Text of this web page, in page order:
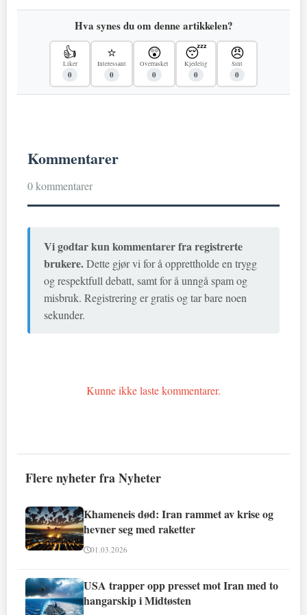
Hva synes du om denne artikkelen?
👍
Liker
0
⭐
Interessant
0
😲
Overrasket
0
😴
Kjedelig
0
😠
Sint
0
Kommentarer
0 kommentarer
Vi godtar kun kommentarer fra registrerte
brukere.Dette gjør vi for å opprettholde en trygg
og respektfull debatt, samt for å unngå spam og
misbruk. Registrering er gratis og tar bare noen
sekunder.
Kunne ikke laste kommentarer.
Flere nyheter fra Nyheter
Khameneis død: Iran rammet av krise og
hevner seg med raketter
01.03.2026
USA trapper opp presset mot Iran med to
hangarskip i Midtøsten